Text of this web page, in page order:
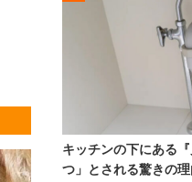
キッチンの下にある
つ」とされる驚きの理